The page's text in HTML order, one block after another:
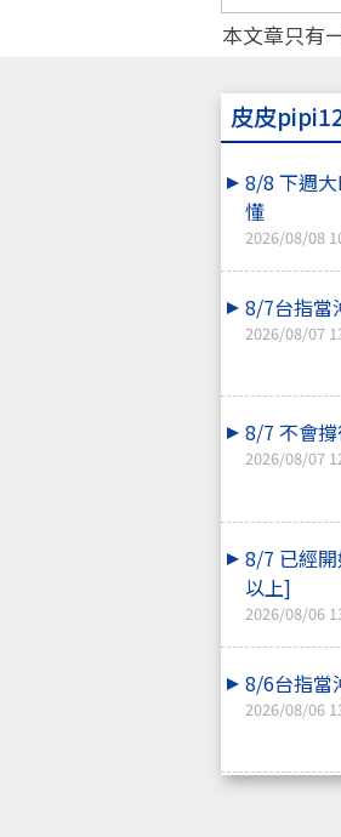
本文章只有
皮皮
8/8 下週
懂
2026/08/08
8/7台指當
2026/08/07
8/7 不會撐
2026/08/07
8/7 已經
以上]
2026/08/06
8/6台指當
2026/08/06